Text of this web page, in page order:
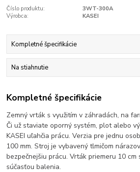
Číslo produktu:
3WT-300A
Výrobca:
KASEI
Kompletné špecifikácie
Na stiahnutie
Kompletné špecifikácie
Zemný vrták s využitím v záhradách, na
Či už staviate oporný systém, plot alebo
KASEI uľahčia prácu. Verzia pre jednu
100 mm. Stroj je vybavený tlmičom
bezpečnejšiu prácu. Vrták priemeru 10 cm
súčasťou balenia.